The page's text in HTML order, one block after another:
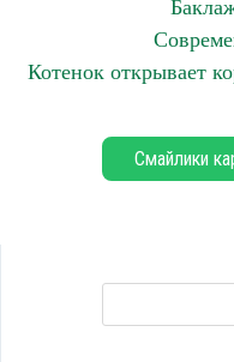
Котенок открывает
Смайлики